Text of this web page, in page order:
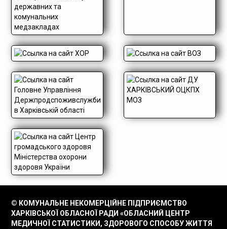
© КОМУНАЛЬНЕ НЕКОМЕРЦІЙНЕ ПІДПРИЄМСТВО
ХАРКІВСЬКОЇ ОБЛАСНОЇ РАДИ «ОБЛАСНИЙ ЦЕНТР
МЕДИЧНОЇ СТАТИСТИКИ, ЗДОРОВОГО СПОСОБУ ЖИТТЯ